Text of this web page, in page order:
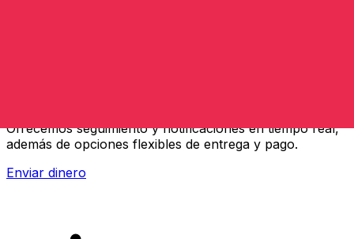
Ofrecemos seguimiento y notificaciones en tiempo real,
además de opciones flexibles de entrega y pago.
Enviar dinero